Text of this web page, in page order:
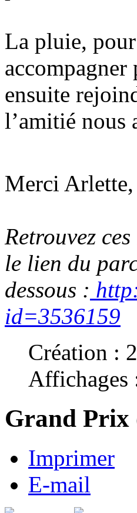
La pluie,
accompagner
ensuite
l’amitié nous
Merci
Retrouvez
le lien du
dessous :
id=3536159
Création :
Affichages
Grand Prix
Imprimer
E-mail